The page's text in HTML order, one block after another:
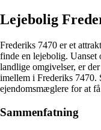
Lejebolig
Frederiks 7470 er et
finde en lejebolig.
landlige omgivelser, er
imellem i Frederiks 7470.
ejendomsmæglere for at
Sammenfatning